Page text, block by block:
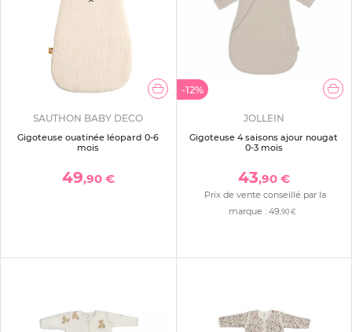
SAUTHON BABY DECO
Gigoteuse ouatinée léopard 0-6
mois
49,90 €
-12%
JOLLEIN
Gigoteuse 4 saisons ajour nougat
0-3 mois
43,90 €
Prix de vente conseillé par la
marque : 49 ,90 €